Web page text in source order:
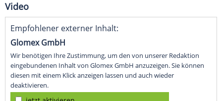
Video
Empfohlener externer Inhalt:
Glomex GmbH
Wir benötigen Ihre Zustimmung, um den von unserer Redaktion
eingebundenen Inhalt von Glomex GmbH anzuzeigen. Sie können
diesen mit einem Klick anzeigen lassen und auch wieder
deaktivieren.